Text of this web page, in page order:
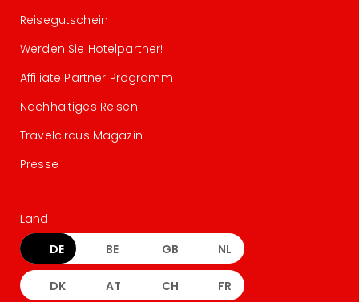
Reisegutschein
Werden Sie Hotelpartner!
Affiliate Partner Programm
Nachhaltiges Reisen
Travelcircus Magazin
Presse
Land
DE BE GB NL
DK AT CH FR